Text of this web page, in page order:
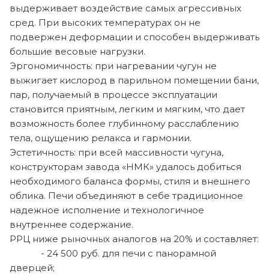
выдерживает воздействие самых агрессивных
сред. При высоких температурах он не
подвержен деформации и способен выдерживать
большие весовые нагрузки.
Эргономичность: при нагревании чугун не
выжигает кислород в парильном помещении бани,
пар, получаемый в процессе эксплуатации
становится приятным, легким и мягким, что дает
возможность более глубинному расслаблению
тела, ощущению релакса и гармонии.
Эстетичность: при всей массивности чугуна,
конструкторам завода «НМК» удалось добиться
необходимого баланса формы, стиля и внешнего
облика. Печи объединяют в себе традиционное
надежное исполнение и технологичное
внутреннее содержание.
РРЦ ниже рыночных аналогов на 20% и составляет:
- 24 500 руб. для печи с панорамной
дверцей;